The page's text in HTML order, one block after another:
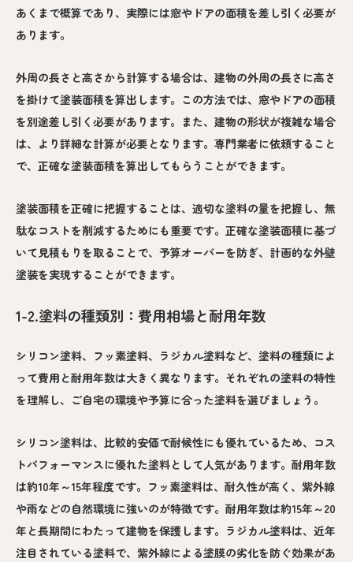
あくまで概算であり、実際には窓やドアの面積を差し引く必要が
あります。
外周の長さと高さから計算する場合は、建物の外周の長さに高さ
を掛けて塗装面積を算出します。この方法では、窓やドアの面積
を別途差し引く必要があります。また、建物の形状が複雑な場合
は、より詳細な計算が必要となります。専門業者に依頼すること
で、正確な塗装面積を算出してもらうことができます。
塗装面積を正確に把握することは、適切な塗料の量を把握し、無
駄なコストを削減するためにも重要です。正確な塗装面積に基づ
いて見積もりを取ることで、予算オーバーを防ぎ、計画的な外壁
塗装を実現することができます。
1-2.塗料の種類別：費用相場と耐用年数
シリコン塗料、フッ素塗料、ラジカル塗料など、塗料の種類によ
って費用と耐用年数は大きく異なります。それぞれの塗料の特性
を理解し、ご自宅の環境や予算に合った塗料を選びましょう。
シリコン塗料は、比較的安価で耐候性にも優れているため、コス
トパフォーマンスに優れた塗料として人気があります。耐用年数
は約10年～15年程度です。フッ素塗料は、耐久性が高く、紫外線
や雨などの自然環境に強いのが特徴です。耐用年数は約15年～20
年と長期間にわたって建物を保護します。ラジカル塗料は、近年
注目されている塗料で、紫外線による塗膜の劣化を防ぐ効果があ